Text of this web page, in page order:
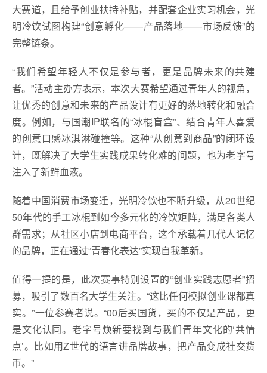
大赛道，且给予创业扶持补贴，并配套企业实习机会，光
明冷饮试图构建“创意孵化——产品落地——市场反馈”的
完整链条。
“我们希望年轻人不仅是参与者，更是品牌未来的共建
者。”活动主办方表示，本次大赛希望通过青年人的视角，
让优秀的创意和未来的产品设计有更好的落地转化和融合
度。例如，与国潮IP联名的“冰棍盲盒”、结合青年人喜爱
的创意口感冰淇淋碰撞等。这种“从创意到商品”的闭环设
计，既解决了大学生实践成果转化难的问题，也为老字号
注入了新鲜血液。
随着中国消费市场变迁，光明冷饮也不断升级，从20世纪
50年代的手工冰棍到如今多元化的冷饮矩阵，满足各类人
群需求；从社区小店到电商平台，这个承载着几代人记忆
的品牌，正在通过“青春化表达”实现自我革新。
值得一提的是，此次赛事特别设置的“创业实践志愿者”招
募，吸引了数百名大学生关注。“这比任何模拟创业课都真
实。”一位参赛者说。“00后买国货，买的不仅是产品，更
是文化认同。老字号焕新要找到与我们青年文化的‘共情
点’。比如用Z世代的语言讲品牌故事，把产品变成社交货
币。”